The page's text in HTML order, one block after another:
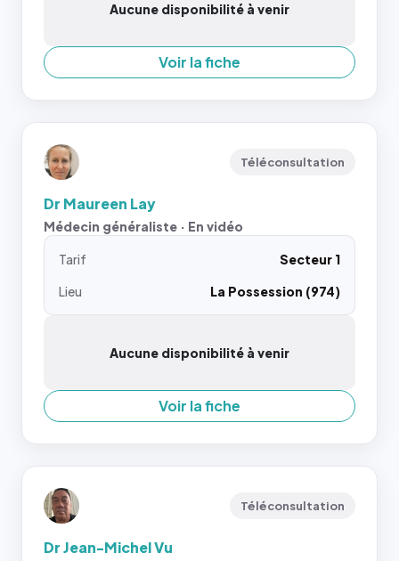
Aucune disponibilité à venir
Voir la fiche
Téléconsultation
Dr Maureen Lay
Médecin généraliste · En vidéo
Tarif
Secteur 1
Lieu
La Possession (974)
Aucune disponibilité à venir
Voir la fiche
Téléconsultation
Dr Jean-Michel Vu